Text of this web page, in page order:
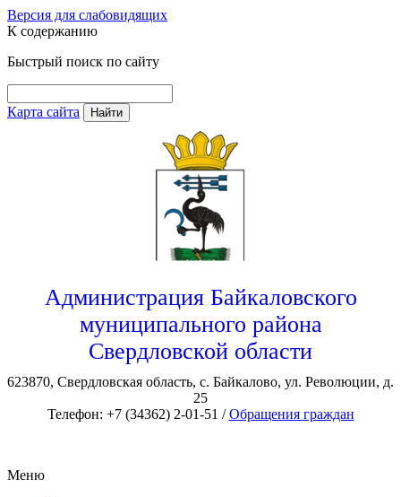
Версия для слабовидящих
К содержанию
Быстрый поиск по сайту
Карта сайта Найти
Администрация Байкаловского
муниципального района
Свердловской области
623870, Свердловская область, с. Байкалово, ул. Революции, д.
25
Телефон: +7 (34362) 2-01-51 /Обращения граждан
Меню